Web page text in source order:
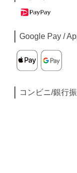
Google Pay /
コンビニ/銀行